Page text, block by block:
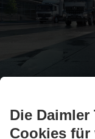
Alle Baureihen